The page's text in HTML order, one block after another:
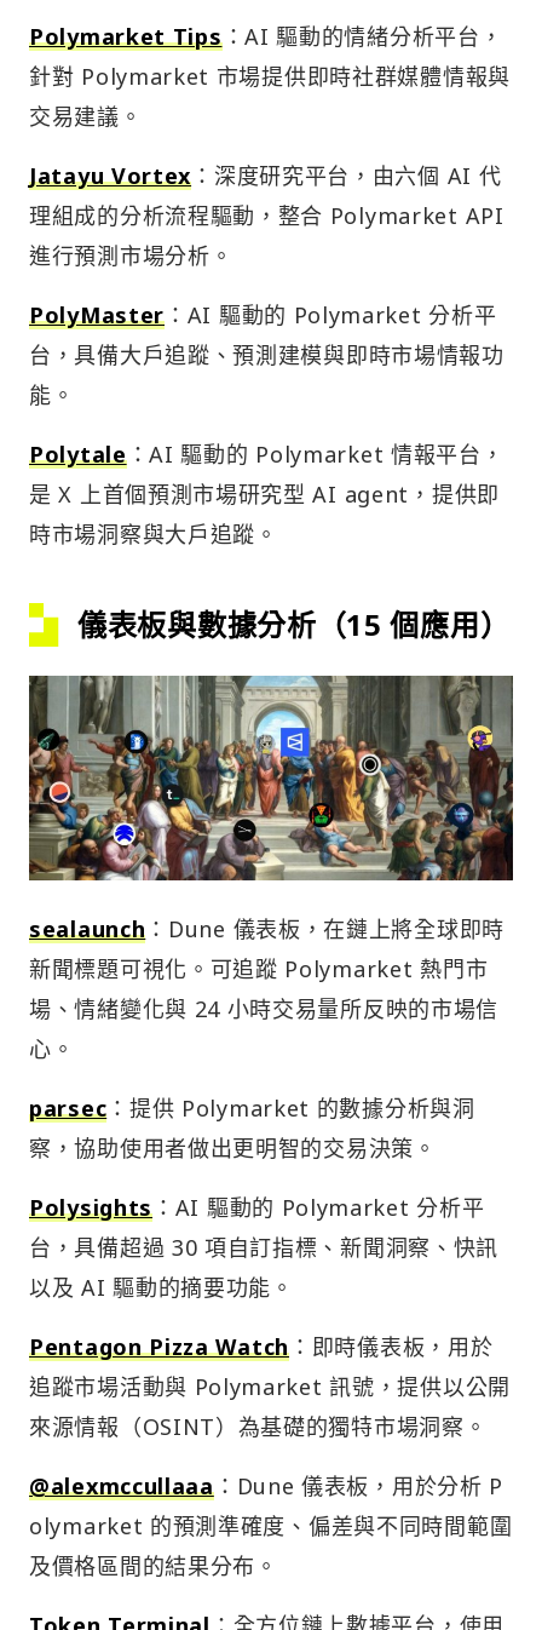
Polymarket Tips：AI 驅動的情緒分析平台，
針對 Polymarket 市場提供即時社群媒體情報與
交易建議。
Jatayu Vortex ：深度研究平台，由六個 AI 代
理組成的分析流程驅動，整合 Polymarket API
進行預測市場分析。
PolyMaster ：AI 驅動的 Polymarket 分析平
台，具備大戶追蹤、預測建模與即時市場情報功
能。
Polytale：AI 驅動的 Polymarket 情報平台，
是 X 上首個預測市場研究型 AI agent，提供即
時市場洞察與大戶追蹤。
儀表板與數據分析（15 個應用）
sealaunch ：Dune 儀表板，在鏈上將全球即時
新聞標題可視化。可追蹤 Polymarket 熱門市
場、情緒變化與 24 小時交易量所反映的市場信
心。
parsec ：提供 Polymarket 的數據分析與洞
察，協助使用者做出更明智的交易決策。
Polysights ：AI 驅動的 Polymarket 分析平
台，具備超過 30 項自訂指標、新聞洞察、快訊
以及 AI 驅動的摘要功能。
Pentagon Pizza Watch ：即時儀表板，用於
追蹤市場活動與 Polymarket 訊號，提供以公開
來源情報（OSINT）為基礎的獨特市場洞察。
@alexmccullaaa：Dune 儀表板，用於分析 P
olymarket 的預測準確度、偏差與不同時間範圍
及價格區間的結果分布。